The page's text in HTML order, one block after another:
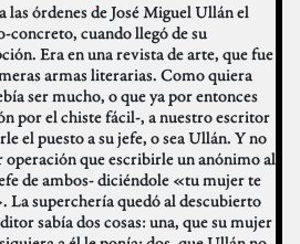
órdenes de José Miguel Ullán el
concreto, cuando llegó de su
Era en una revista de arte, que fue
armas literarias. Como quiera
ser mucho, o que ya por entonces
por el chiste fácil-, a nuestro escritor
el puesto a su jefe, o sea Ullán. Y no
que escribirle un anónimo al
de ambos- diciéndole «tu mujer te
La superchería quedó al descubierto
sabía dos cosas: una, que su mujer